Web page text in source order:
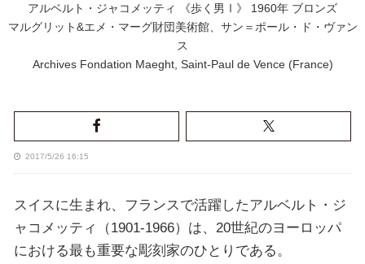
アルベルト・ジャコメッティ 《歩く男Ⅰ》 1960年 ブロンズ
マルグリット&エメ・マーグ財団美術館、サン＝ポール・ド・ヴァン
ス
Archives Fondation Maeght, Saint-Paul de Vence (France)
2017/5/26 16:15
スイスに生まれ、フランスで活躍したアルベルト・ジ
ャコメッティ（1901-1966）は、20世紀のヨーロッパ
における最も重要な彫刻家のひとりである。